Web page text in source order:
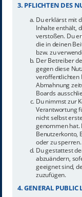
3. PFLICHTEN DES
Du erklärst mit
Inhalte enthält,
verstoßen. Du
die in deinen
bzw. zu
Der Betreiber
gegen diese
veröffentlichten
Abmahnung
Boards
Du nimmst zur
Verantwortung
nicht selbst
genommen hat.
Benutzerkonto,
oder zu sperren.
Du gestattest
abzuändern,
geeignet sind,
zuzufügen.
4. GENERAL PUBLIC